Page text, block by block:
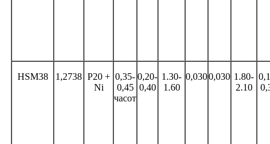
HSM38 1,2738 P20 +
Ni
0,35-
0,45
часот
0,20-
0,40
1.30-
1.60
0,0300,030 1.80-
2.10